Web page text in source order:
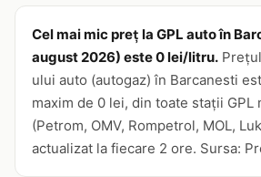
Cel mai mic preț la GPL auto în
august 2026) este 0 lei/litru.
ului auto (autogaz) în Barcanesti
maxim de 0 lei, din toate stații GPL
(Petrom, OMV, Rompetrol, MOL,
actualizat la fiecare 2 ore. Sursa: